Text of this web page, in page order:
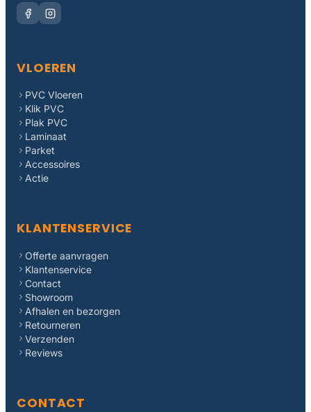
VLOEREN
PVC Vloeren
Klik PVC
Plak PVC
Laminaat
Parket
Accessoires
Actie
KLANTENSERVICE
Offerte aanvragen
Klantenservice
Contact
Showroom
Afhalen en bezorgen
Retourneren
Verzenden
Reviews
CONTACT